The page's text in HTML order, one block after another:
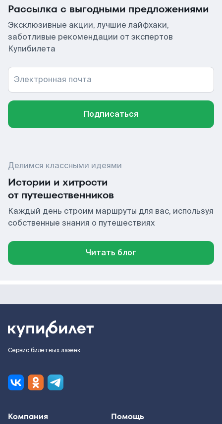
Рассылка с выгодными предложениями
Эксклюзивные акции, лучшие лайфхаки,
заботливые рекомендации от экспертов
Купибилета
Электронная почта
Подписаться
Делимся классными идеями
Истории и хитрости
от путешественников
Каждый день строим маршруты для вас, используя
собственные знания о путешествиях
Читать блог
Сервис билетных лазеек
Компания Помощь